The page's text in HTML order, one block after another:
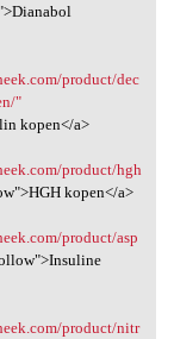
product/dec
"
kopen</a>
product/hgh
kopen</a>
product/asp
product/nitr